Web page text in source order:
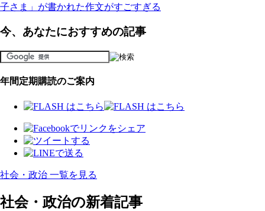
子さま」が書かれた作文がすごすぎる
今、あなたにおすすめの記事
年間定期購読のご案内
社会・政治 一覧を見る
社会・政治の新着記事